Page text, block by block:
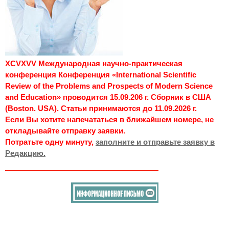
XCVXVV Международная научно-практическая
конференция Конференция «International Scientific
Review of the Problems and Prospects of Modern Science
and Education» проводится 15.09.206 г. Сборник в США
(Boston. USA). Статьи принимаются до 11.09.2026 г.
Если Вы хотите напечататься в ближайшем номере, не
откладывайте отправку заявки.
Потратьте одну минуту, заполните и отправьте заявку в
Редакцию.